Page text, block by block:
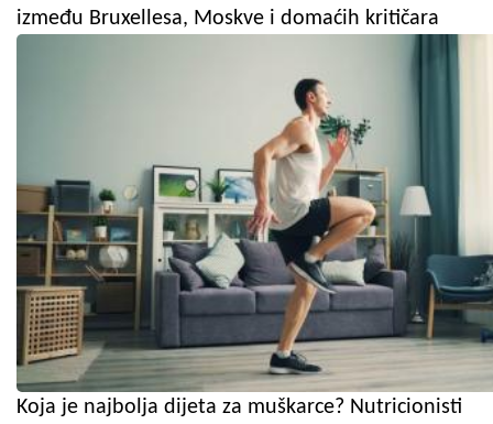
između Bruxellesa, Moskve i domaćih kritičara
Koja je najbolja dijeta za muškarce? Nutricionisti